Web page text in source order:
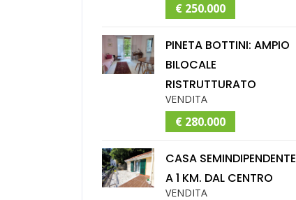
€ 250.000
PINETA BOTTINI: AMPIO
BILOCALE
RISTRUTTURATO
VENDITA
€ 280.000
CASA SEMINDIPENDENTE
A 1 KM. DAL CENTRO
VENDITA